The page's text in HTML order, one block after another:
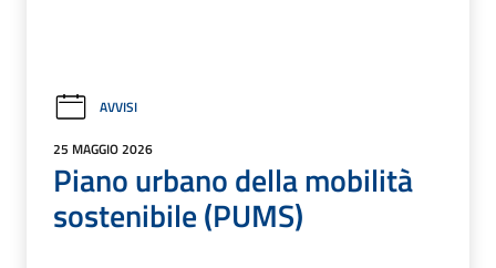
AVVISI
25 MAGGIO 2026
Piano urbano della mobilità
sostenibile (PUMS)